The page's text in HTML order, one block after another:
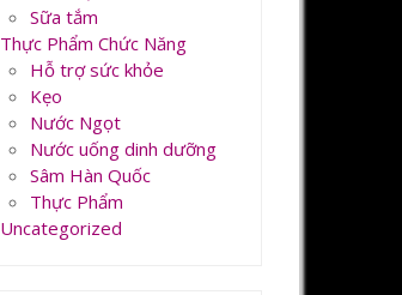
Sữa tắm
Thực Phẩm Chức Năng
Hỗ trợ sức khỏe
Kẹo
Nước Ngọt
Nước uống dinh dưỡng
Sâm Hàn Quốc
Thực Phẩm
Uncategorized